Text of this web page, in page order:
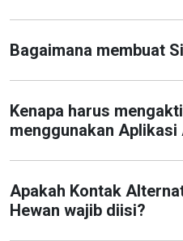
Bagaimana membuat
Kenapa harus
menggunakan Aplikasi
Apakah Kontak
Hewan wajib diisi?